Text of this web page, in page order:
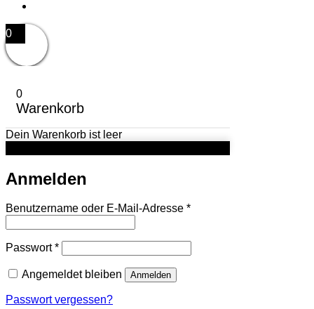
0
0
Warenkorb
Dein Warenkorb ist leer
Anmelden
Benutzername oder E-Mail-Adresse *Erforderlich
Passwort*Erforderlich
Angemeldet bleiben Anmelden
Passwort vergessen?